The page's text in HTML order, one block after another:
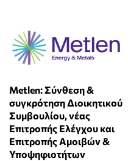
Metlen: Σύνθεση &
συγκρότηση Διοικητικού
Συμβουλίου, νέας
Επιτροπής Ελέγχου και
Επιτροπής Αμοιβών &
Υποψηφιοτήτων